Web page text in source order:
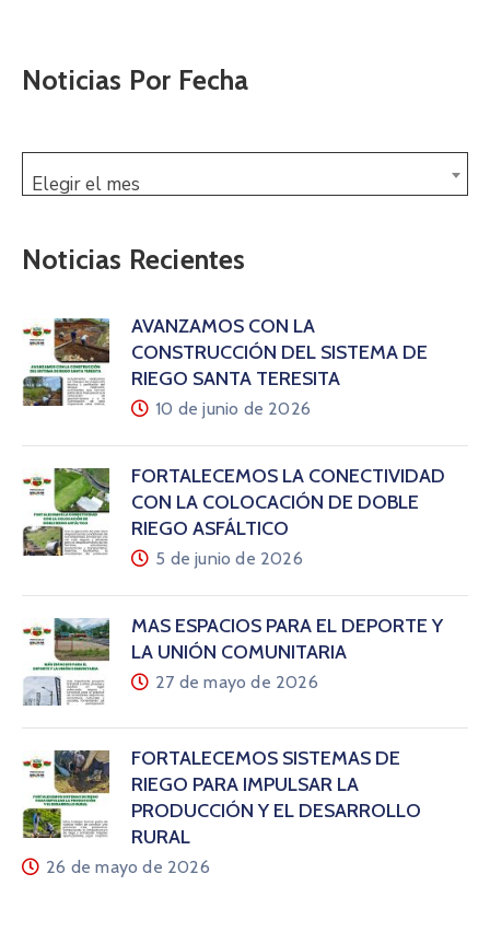
Noticias Por Fecha
Elegir el mes
Noticias Recientes
AVANZAMOS CON LA
CONSTRUCCIÓN DEL SISTEMA DE
RIEGO SANTA TERESITA
10 de junio de 2026
FORTALECEMOS LA CONECTIVIDAD
CON LA COLOCACIÓN DE DOBLE
RIEGO ASFÁLTICO
5 de junio de 2026
MÁS ESPACIOS PARA EL DEPORTE Y
LA UNIÓN COMUNITARIA
27 de mayo de 2026
FORTALECEMOS SISTEMAS DE
RIEGO PARA IMPULSAR LA
PRODUCCIÓN Y EL DESARROLLO
RURAL
26 de mayo de 2026